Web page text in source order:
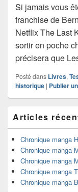
Si jamais vous
franchise de
Netflix The Last
sortir en poche
précisera que
Posté dans Livres,
historique | Publier
principale
de
widget
pour
barre
latérale
Articles
Chronique manga
Chronique manga
Chronique manga
Chronique manga
Chronique manga